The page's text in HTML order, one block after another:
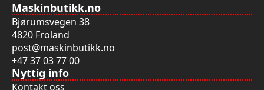
Maskinbutikk.no
Bjørumsvegen 38
4820 Froland
post@maskinbutikk.no
+47 37 03 77 00
Nyttig info
Kontakt oss